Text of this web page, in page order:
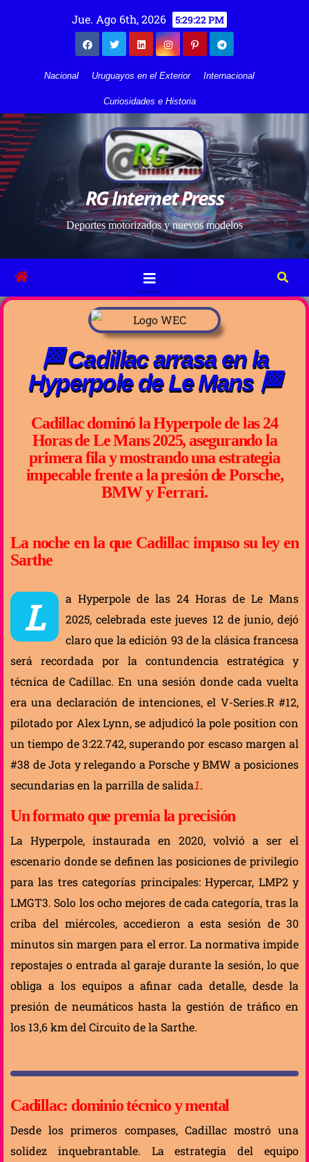
Jue. Ago 6th, 2026 5:29:23 PM
Nacional Uruguayos en el Exterior Internacional
Curiosidades e Historia
RG Internet Press
Deportes motorizados y nuevos modelos
🏁 Cadillac arrasa en la
Hyperpole de Le Mans 🏁
Cadillac dominó la Hyperpole de las 24
Horas de Le Mans 2025, asegurando la
primera fila y mostrando una estrategia
impecable frente a la presión de Porsche,
BMW y Ferrari.
La noche en la que Cadillac impuso su ley en
Sarthe
L
a Hyperpole de las 24 Horas de Le Mans
2025, celebrada este jueves 12 de junio, dejó
claro que la edición 93 de la clásica francesa
será recordada por la contundencia estratégica y
técnica de Cadillac. En una sesión donde cada vuelta
era una declaración de intenciones, el V-Series.R #12,
pilotado por Alex Lynn, se adjudicó la pole position con
un tiempo de 3:22.742, superando por escaso margen al
#38 de Jota y relegando a Porsche y BMW a posiciones
secundarias en la parrilla de salida1.
Un formato que premia la precisión
La Hyperpole, instaurada en 2020, volvió a ser el
escenario donde se definen las posiciones de privilegio
para las tres categorías principales: Hypercar, LMP2 y
LMGT3. Solo los ocho mejores de cada categoría, tras la
criba del miércoles, accedieron a esta sesión de 30
minutos sin margen para el error. La normativa impide
repostajes o entrada al garaje durante la sesión, lo que
obliga a los equipos a afinar cada detalle, desde la
presión de neumáticos hasta la gestión de tráfico en
los 13,6 km del Circuito de la Sarthe.
Cadillac: dominio técnico y mental
Desde los primeros compases, Cadillac mostró una
solidez inquebrantable. La estrategia del equipo